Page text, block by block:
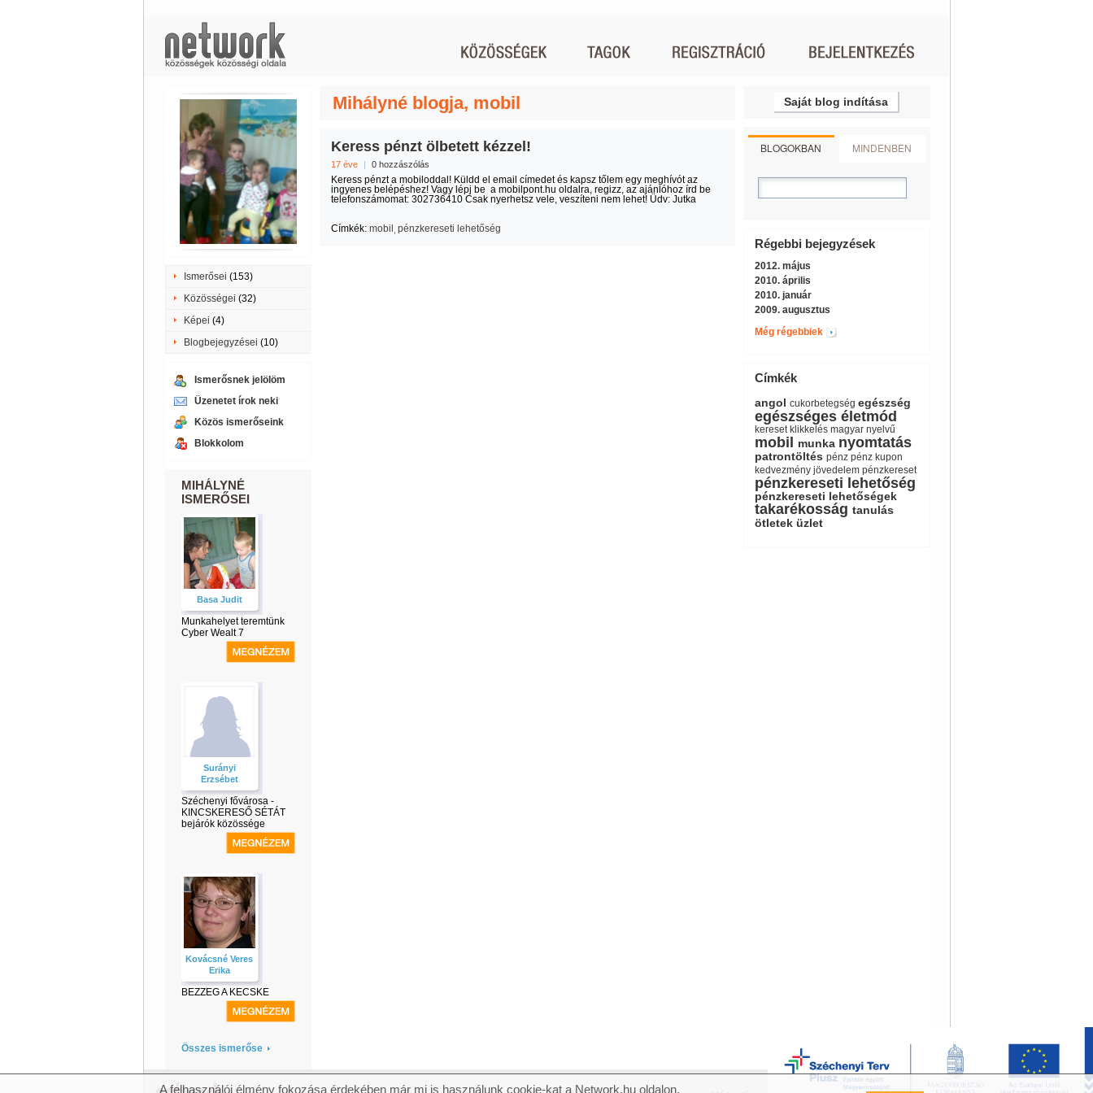
Ismerősei (153)
Közösségei (32)
Képei (4)
Blogbejegyzései (10)
Ismerősnek jelölöm
Üzenetet írok neki
Közös ismerőseink
Blokkolom
MIHÁLYNÉ
ISMERŐSEI
Basa Judit
Munkahelyet teremtünk
Cyber Wealt 7
Surányi
Erzsébet
Széchenyi fővárosa -
KINCSKERESŐ SÉTÁT
bejárók közössége
Kovácsné Veres
Erika
BEZZEG A KECSKE
Összes ismerőse
Mihályné blogja, mobil
Keress pénzt ölbetett kézzel!
17 éve | 0 hozzászólás
Keress pénzt a mobiloddal! Küldd el email címedet és kapsz tőlem egy meghívót az
ingyenes belépéshez! Vagy lépj be a mobilpont.hu oldalra, regizz, az ajánlóhoz írd be
telefonszámomat: 302736410 Csak nyerhetsz vele, veszíteni nem lehet! Üdv: Jutka
Címkék: mobil pénzkereseti lehetőség
Saját blog indítása
BLOGOKBAN MINDENBEN
Régebbi bejegyzések
2012. május
2010. április
2010. január
2009. augusztus
Még régebbiek
Címkék
angol cukorbetegség egészség
egészséges életmód
kereset klikkelés magyar nyelvű
mobil munka nyomtatás
patrontöltés pénz pénz kupon
kedvezmény jövedelem pénzkereset
pénzkereseti lehetőség
pénzkereseti lehetőségek
takarékosság tanulás
ötletek üzlet
A felhasználói élmény fokozása érdekében már mi is használunk cookie-kat a Network.hu oldalon.